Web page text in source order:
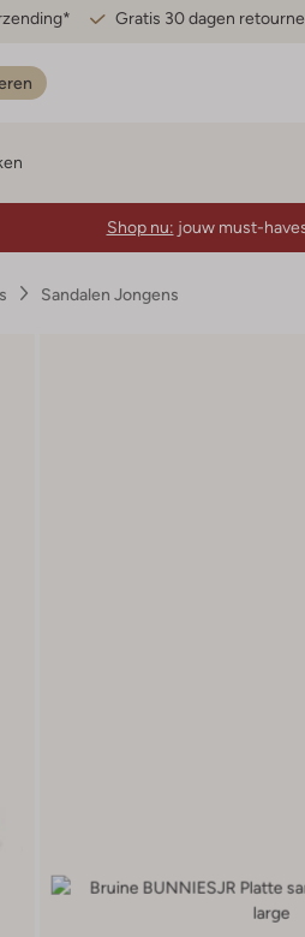
Gratis 30 dagen
Shop nu: jouw must-
Sandalen Jongens